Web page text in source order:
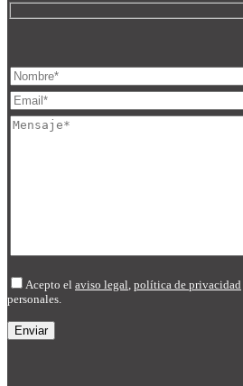
Acepto el aviso legal, política de privacidad
personales.